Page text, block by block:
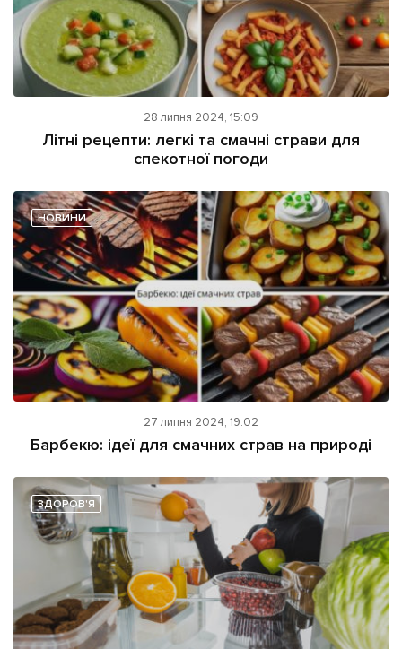
28 липня 2024, 15:09
Літні рецепти: легкі та смачні страви для
спекотної погоди
НОВИНИ
27 липня 2024, 19:02
Барбекю: ідеї для смачних страв на природі
ЗДОРОВ'Я